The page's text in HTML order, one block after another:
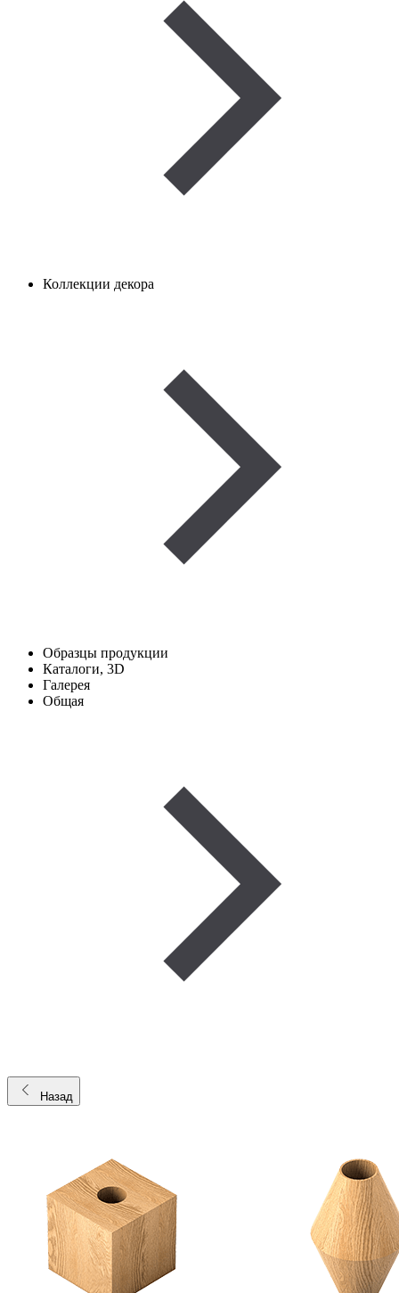
Коллекции декора
Образцы продукции
Каталоги, 3D
Галерея
Общая
Назад